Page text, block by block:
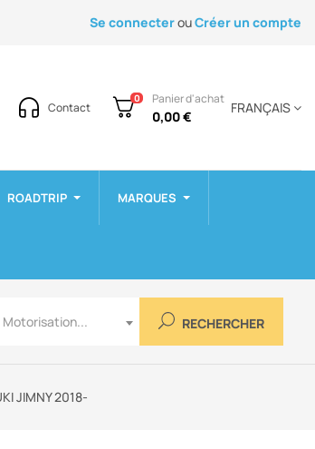
Se connecterouCréer un compte
Contact
0 Panier d'achat
0,00 €
FRANÇAIS
ROADTRIP MARQUES
Motorisation...
RECHERCHER
JIMNY 2018-